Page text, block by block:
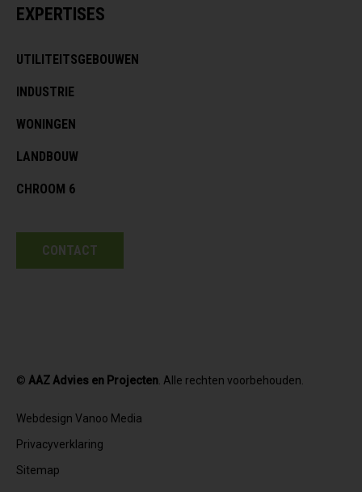
EXPERTISES
UTILITEITSGEBOUWEN
INDUSTRIE
WONINGEN
LANDBOUW
CHROOM 6
CONTACT
© AAZ Advies en Projecten . Alle rechten voorbehouden.
Webdesign Vanoo Media
Privacyverklaring
Sitemap